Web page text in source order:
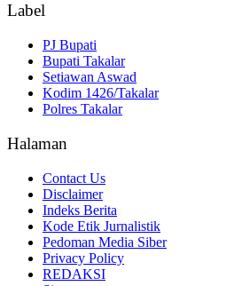
Label
PJ Bupati
Bupati Takalar
Setiawan Aswad
Kodim 1426/Takalar
Polres Takalar
Halaman
Contact Us
Disclaimer
Indeks Berita
Kode Etik Jurnalistik
Pedoman Media Siber
Privacy Policy
REDAKSI